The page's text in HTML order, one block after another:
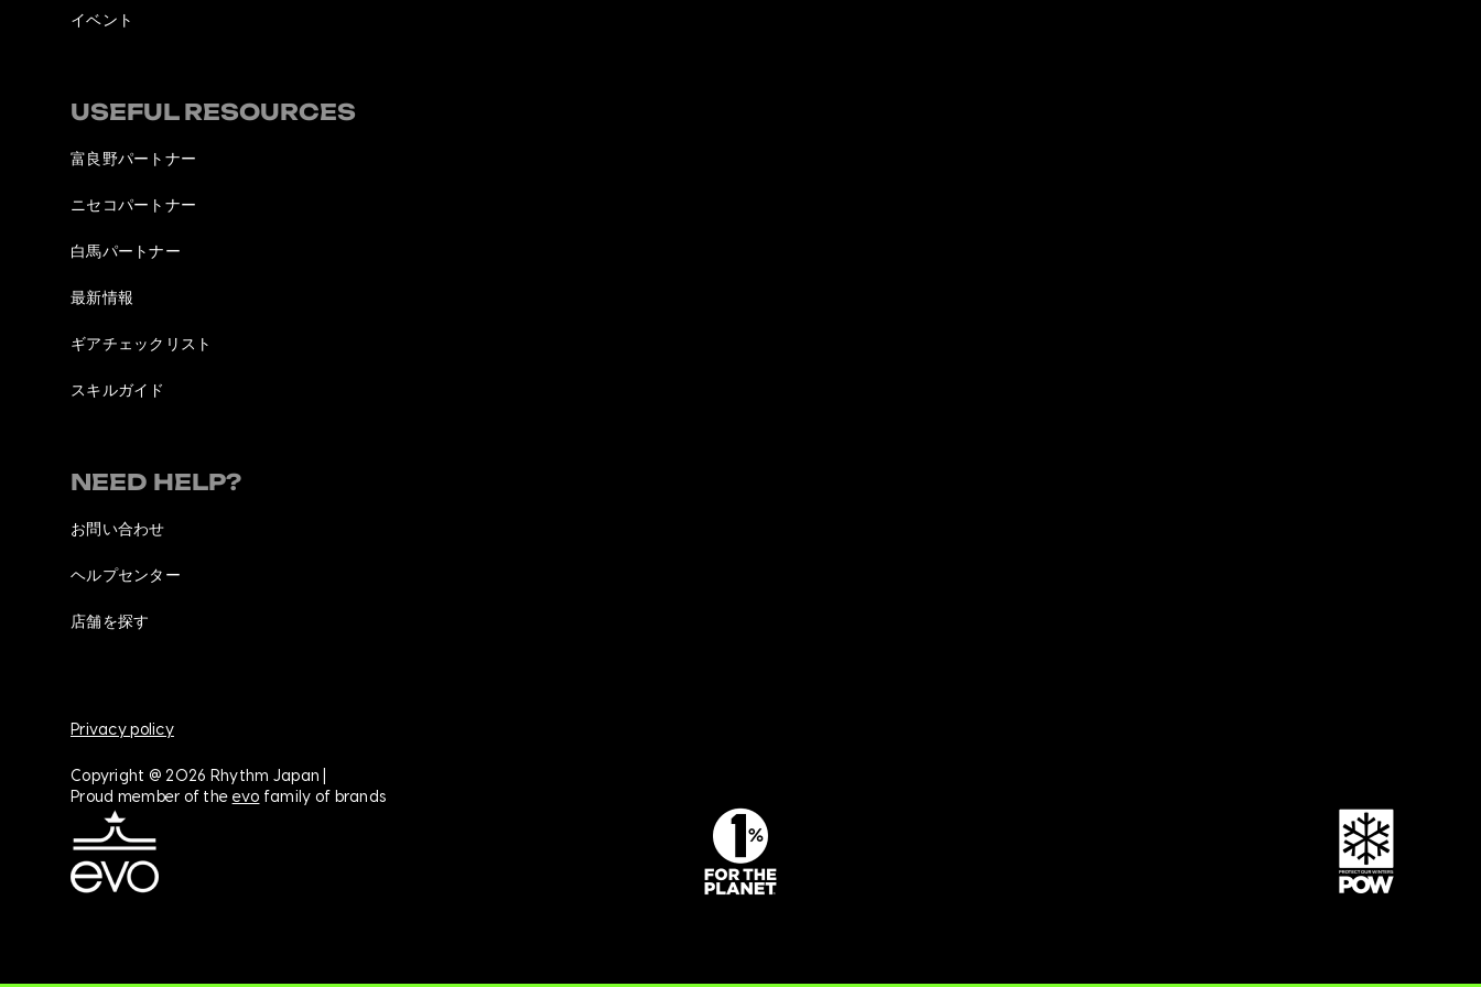
イベント
USEFUL RESOURCES
富良野パートナー
ニセコパートナー
白馬パートナー
最新情報
ギアチェックリスト
スキルガイド
NEED HELP?
お問い合わせ
ヘルプセンター
店舗を探す
Privacy policy
Copyright @ 2026 Rhythm Japan |
Proud member of the evo family of brands